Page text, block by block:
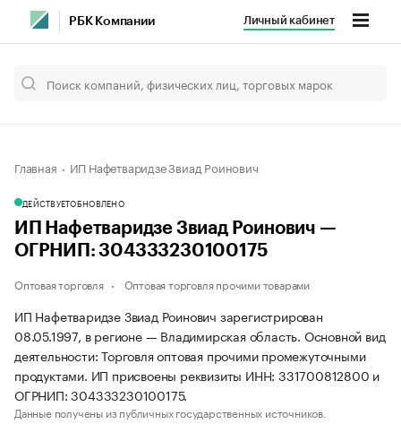
РБК Компании Личный кабинет
Главная ИП Нафетваридзе Звиад Роинович
ДЕЙСТВУЕТОБНОВЛЕНО
ИП Нафетваридзе Звиад Роинович —
ОГРНИП: 304333230100175
Оптовая торговля Оптовая торговля прочими товарами
ИП Нафетваридзе Звиад Роинович зарегистрирован
08.05.1997, в регионе — Владимирская область. Основной вид
деятельности: Торговля оптовая прочими промежуточными
продуктами. ИП присвоены реквизиты ИНН: 331700812800 и
ОГРНИП: 304333230100175.
Данные получены из публичных государственных источников.